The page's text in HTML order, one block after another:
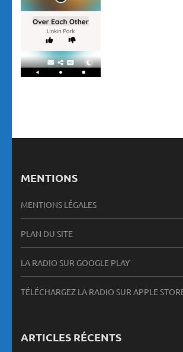
MENTIONS
MENTIONS LÉGALES
PLAN DU SITE
LA RADIO SUR GOOGLE PLAY
TÉLÉCHARGEZ LA RADIO SUR APPLE
ARTICLES RÉCENTS